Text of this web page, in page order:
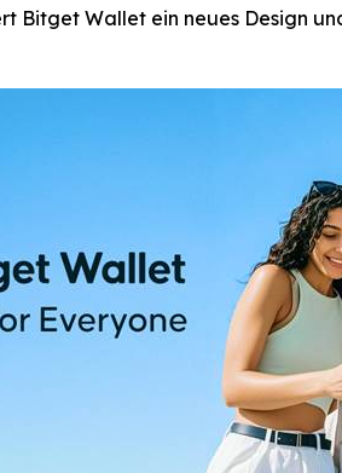
Bitget Wallet ein neues Design